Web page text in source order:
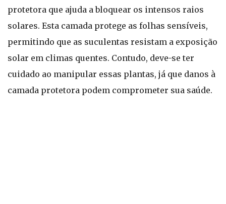
protetora que ajuda a bloquear os intensos raios
solares. Esta camada protege as folhas sensíveis,
permitindo que as suculentas resistam a exposição
solar em climas quentes. Contudo, deve-se ter
cuidado ao manipular essas plantas, já que danos à
camada protetora podem comprometer sua saúde.